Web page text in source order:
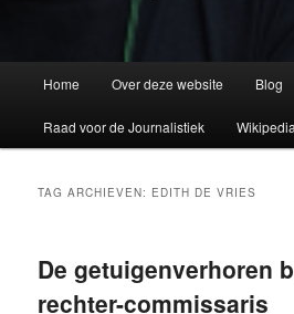
Home Over deze website Blog
Raad voor de Journalistiek Wikipedia
TAG ARCHIEVEN: EDITH DE VRIES
De getuigenverhoren
rechter-commissaris